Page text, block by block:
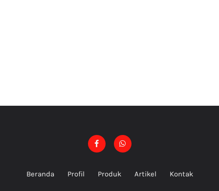
Beranda Profil Produk Artikel Kontak